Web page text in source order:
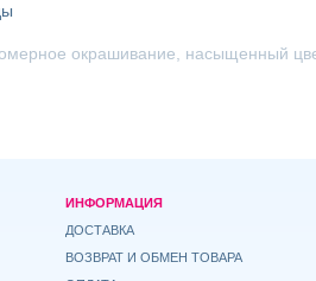
окрашивание, насыщенный
ИНФОРМАЦИЯ
ДОСТАВКА
ВОЗВРАТ И ОБМЕН ТОВАРА